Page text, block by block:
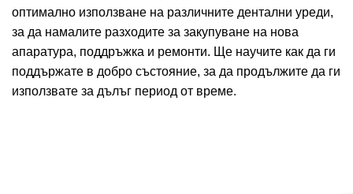
оптимално използване на различните дентални уреди,
за да намалите разходите за закупуване на нова
апаратура, поддръжка и ремонти. Ще научите как да ги
поддържате в добро състояние, за да продължите да ги
използвате за дълъг период от време.